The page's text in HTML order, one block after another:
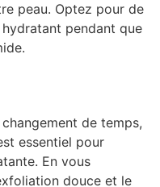
peau. Optez pour de
hydratant pendant que
de temps,
essentiel pour
En vous
douce et le